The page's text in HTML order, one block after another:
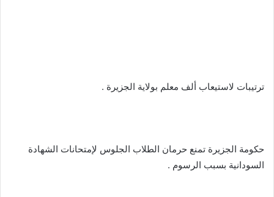
‬‏ترتيبات لاستيعاب ألف معلم بولاية الجزيرة .
‬‏حكومة الجزيرة تمنع حرمان الطلاب الجلوس لإمتحانات الشهادة
السودانية بسبب الرسوم .